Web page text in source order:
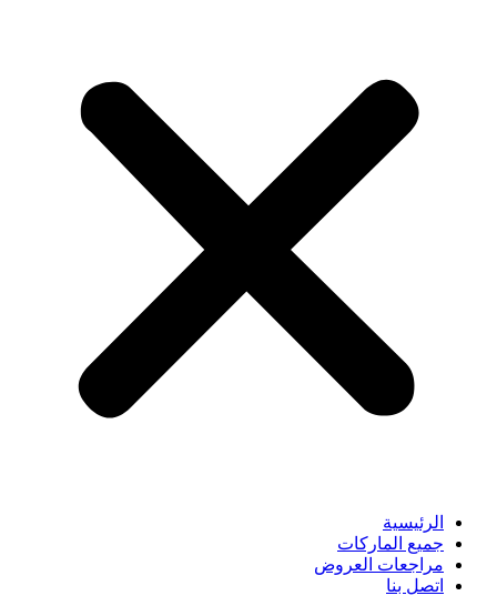
الرئيسية
جميع الماركات
مراجعات العروض
اتصل بنا